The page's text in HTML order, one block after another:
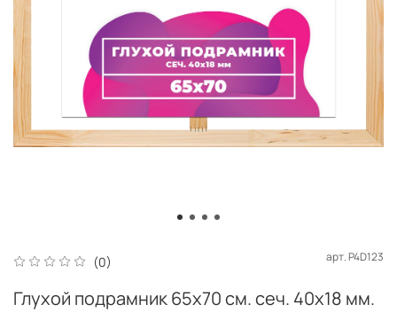
(0) арт.P4D123
Глухой подрамник 65x70 см. сеч. 40х18 мм.